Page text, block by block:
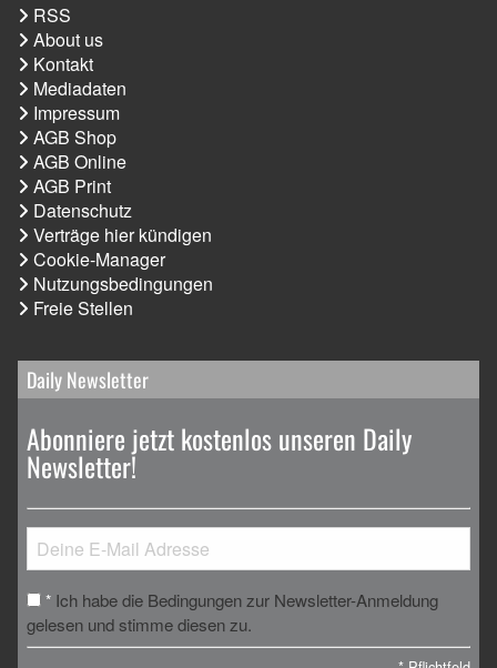
RSS
About us
Kontakt
Mediadaten
Impressum
AGB Shop
AGB Online
AGB Print
Datenschutz
Verträge hier kündigen
Cookie-Manager
Nutzungsbedingungen
Freie Stellen
Daily Newsletter
Abonniere jetzt kostenlos unseren Daily
Newsletter!
* Ich habe die Bedingungen zur Newsletter-Anmeldung
gelesen und stimme diesen zu.